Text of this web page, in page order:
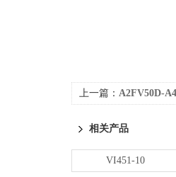
上一篇： A2FV50D-
相关产品
VI451-10